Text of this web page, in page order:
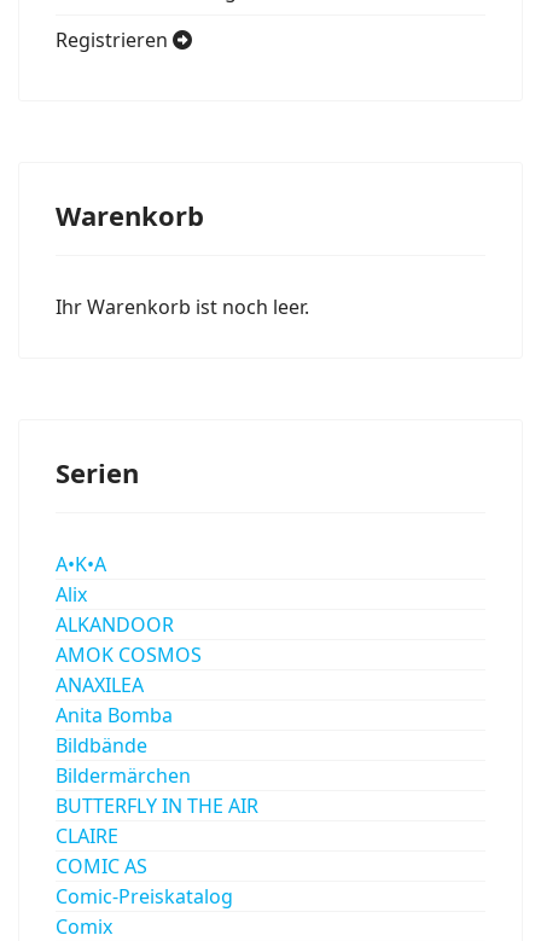
Registrieren
Warenkorb
Ihr Warenkorb ist noch leer.
Serien
A•K•A
Alix
ALKANDOOR
AMOK COSMOS
ANAXILEA
Anita Bomba
Bildbände
Bildermärchen
BUTTERFLY IN THE AIR
CLAIRE
COMIC AS
Comic-Preiskatalog
Comix